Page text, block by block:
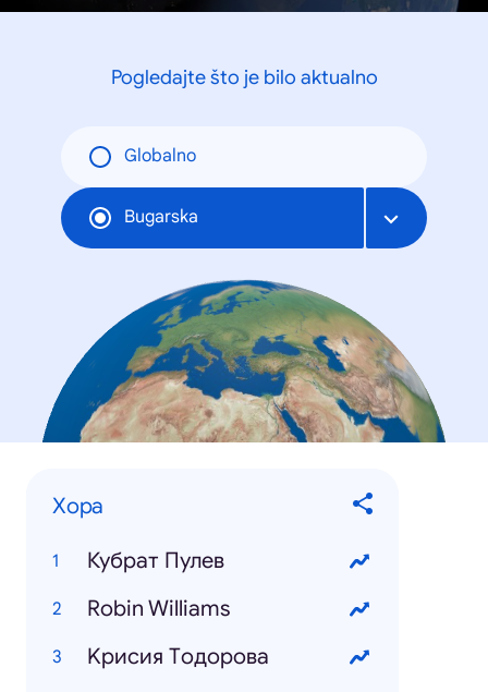
Pogledajte što je bilo aktualno
Globalno
Bugarska
Хора
Кубрат Пулев
Robin Williams
Kрисия Tодорова